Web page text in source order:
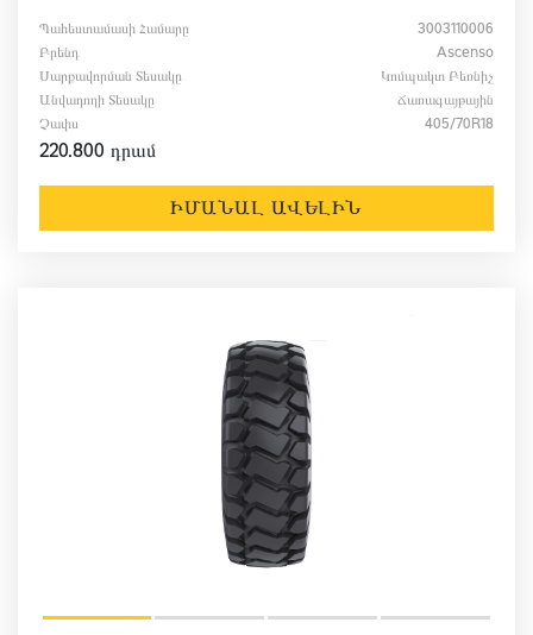
Պահեստամասի Համարը
3003110006
Բրենդ
Ascenso
Սարքավորման Տեսակը
Կոմպակտ Բեռնիչ
Անվադողի Տեսակը
Ճառագայթային
Չափս
405/70R18
220.800 դրամ
ԻՄԱՆԱԼ ԱՎԵԼԻՆ